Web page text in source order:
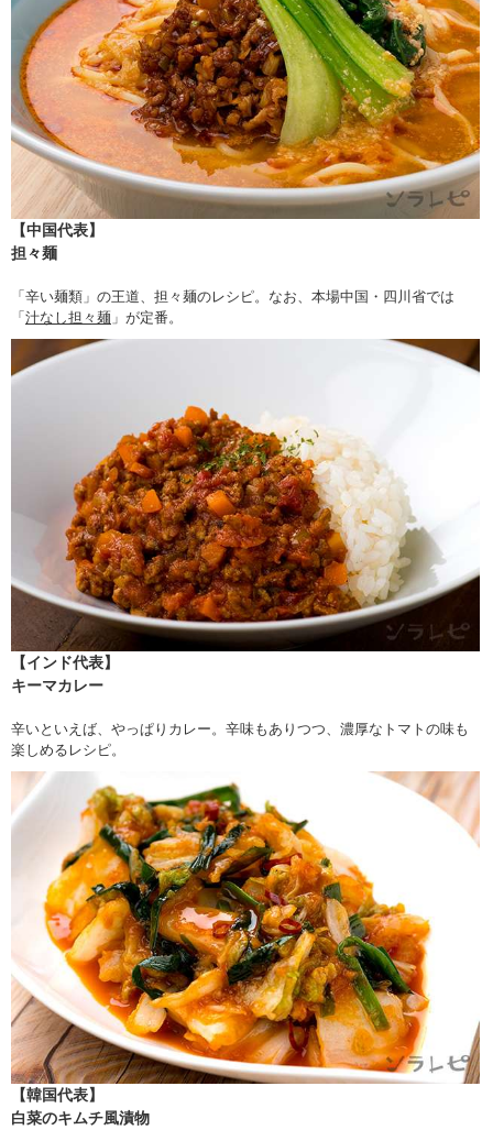
【中国代表】
担々麺
「辛い麺類」の王道、担々麺のレシピ。なお、本場中国・四川省では
「汁なし担々麺 」が定番。
【インド代表】
キーマカレー
辛いといえば、やっぱりカレー。辛味もありつつ、濃厚なトマトの味も
楽しめるレシピ。
【韓国代表】
白菜のキムチ風漬物